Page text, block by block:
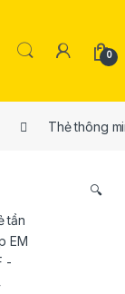
0
Thẻ thông
🔍